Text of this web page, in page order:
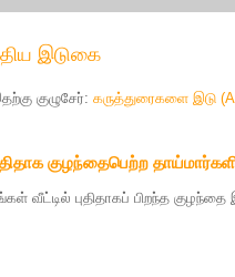
இடுகை
குழுசேர்: கருத்துரைகளை இடு
குழந்தைபெற்ற
வீட்டில் புதிதாகப் பிறந்த